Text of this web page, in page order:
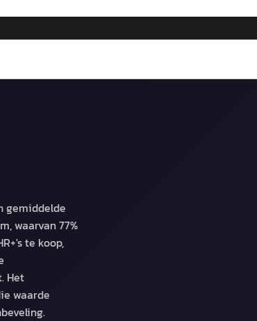
gemiddelde
waarvan 77%
te koop,
Het
waarde